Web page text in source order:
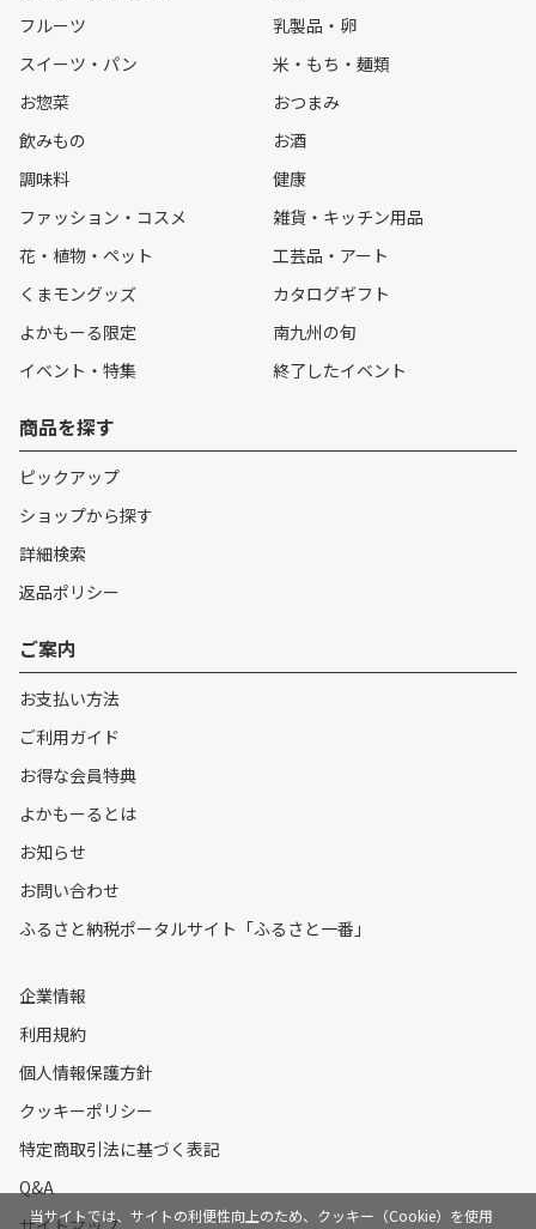
フルーツ
乳製品・卵
スイーツ・パン
米・もち・麺類
お惣菜
おつまみ
飲みもの
お酒
調味料
健康
ファッション・コスメ
雑貨・キッチン用品
花・植物・ペット
工芸品・アート
くまモングッズ
カタログギフト
よかもーる限定
南九州の旬
イベント・特集
終了したイベント
商品を探す
ピックアップ
ショップから探す
詳細検索
返品ポリシー
ご案内
お支払い方法
ご利用ガイド
お得な会員特典
よかもーるとは
お知らせ
お問い合わせ
ふるさと納税ポータルサイト「ふるさと一番」
企業情報
利用規約
個人情報保護方針
クッキーポリシー
特定商取引法に基づく表記
Q&A
当サイトでは、サイトの利便性向上のため、クッキー（Cookie）を使用